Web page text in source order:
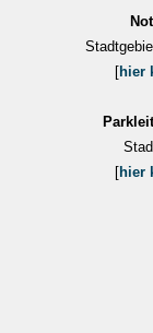
[hier
[hier